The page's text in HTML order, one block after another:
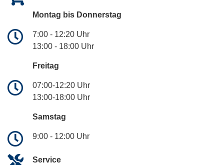
Montag bis Donnerstag
7:00 - 12:20 Uhr
13:00 - 18:00 Uhr
Freitag
07:00-12:20 Uhr
13:00-18:00 Uhr
Samstag
9:00 - 12:00 Uhr
Service